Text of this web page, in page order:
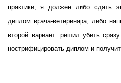
практики, я должен либо сдать
диплом врача-ветеринара, либо
второй вариант: решил убить
нострифицировать диплом и